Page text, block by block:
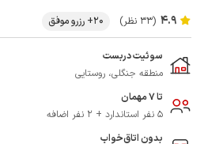
4.9 (33 نظر) 20+ رزرو موفق
سوئیت دربست
منطقه جنگلی، روستایی
تا 7 مهمان
5 نفر استاندارد + 2 نفر اضافه
بدون اتاق‌خواب